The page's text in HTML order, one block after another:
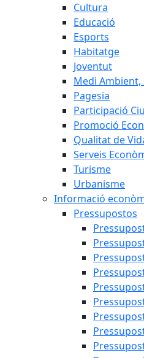
Cultura
Educació
Esports
Habitatge
Joventut
Medi Ambient,
Pagesia
Participació
Promoció
Qualitat de
Serveis
Turisme
Urbanisme
Informació
Pressupostos